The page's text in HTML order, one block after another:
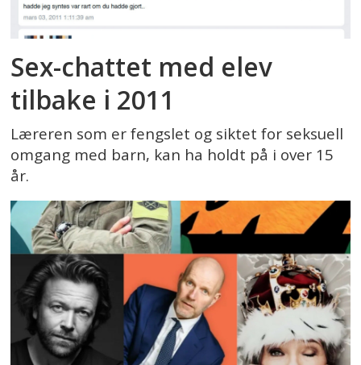
Sex-chattet med elev
tilbake i 2011
Læreren som er fengslet og siktet for seksuell
omgang med barn, kan ha holdt på i over 15
år.